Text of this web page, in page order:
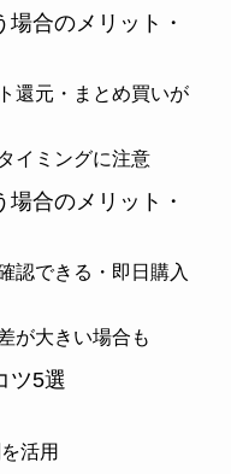
合のメリット・
還元・まとめ買いが
イミングに注意
合のメリット・
認できる・即日購入
が大きい場合も
ツ5選
活用